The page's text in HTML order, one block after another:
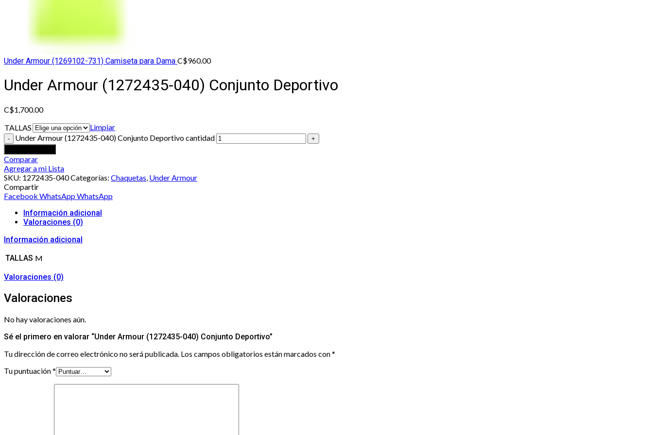
Under Armour (1269102-731) Camiseta para Dama C$960.00
Under Armour (1272435-040) Conjunto Deportivo
C$1,700.00
TALLAS
Limpiar
Under Armour (1272435-040) Conjunto Deportivo cantidad
Comparar
Agregar a mi Lista
SKU: 1272435-040Categorías: Chaquetas, Under Armour
Compartir
Facebook WhatsAppWhatsApp
Información adicional
Valoraciones (0)
Información adicional
TALLAS M
Valoraciones (0)
Valoraciones
No hay valoraciones aún.
Sé el primero en valorar “Under Armour (1272435-040) Conjunto Deportivo”
Tu dirección de correo electrónico no será publicada. Los campos obligatorios están marcados con*
Tu puntuación*